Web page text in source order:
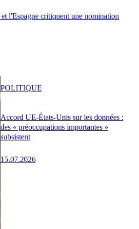
l'Espagne critiquent une nomination
Accord UE-États-Unis sur les données :
des « préoccupations importantes »
subsistent
15.07.2026
POLITIQUE